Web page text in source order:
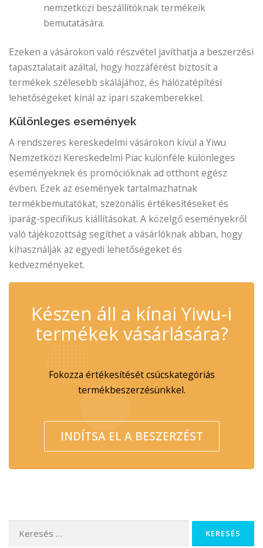
nemzetközi beszállítóknak termékeik
bemutatására.
Ezeken a vásárokon való részvétel javíthatja a beszerzési
tapasztalatait azáltal, hogy hozzáférést biztosít a
termékek szélesebb skálájához, és hálózatépítési
lehetőségeket kínál az ipari szakemberekkel.
Különleges események
A rendszeres kereskedelmi vásárokon kívül a Yiwu
Nemzetközi Kereskedelmi Piac különféle különleges
eseményeknek és promócióknak ad otthont egész
évben. Ezek az események tartalmazhatnak
termékbemutatókat, szezonális értékesítéseket és
iparág-specifikus kiállításokat. A közelgő eseményekről
való tájékozottság segíthet a vásárlóknak abban, hogy
kihasználják az egyedi lehetőségeket és
kedvezményeket.
Készen áll a kínai Yiwu-i
termékek vásárlására?
Fokozza értékesítését csúcskategóriás
termékbeszerzésünkkel.
INDÍTSA EL A BESZERZÉST
Keresés: